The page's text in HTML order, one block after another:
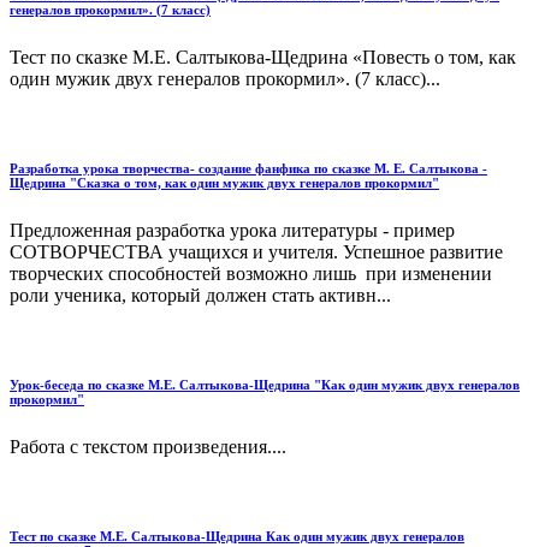
генералов прокормил». (7 класс)
Тест по сказке М.Е. Салтыкова-Щедрина «Повесть о том, как
один мужик двух генералов прокормил». (7 класс)...
Разработка урока творчества- создание фанфика по сказке М. Е. Салтыкова -
Щедрина "Сказка о том, как один мужик двух генералов прокормил"
Предложенная разработка урока литературы - пример
СОТВОРЧЕСТВА учащихся и учителя. Успешное развитие
творческих способностей возможно лишь при изменении
роли ученика, который должен стать активн...
Урок-беседа по сказке М.Е. Салтыкова-Щедрина "Как один мужик двух генералов
прокормил"
Работа с текстом произведения....
Тест по сказке М.Е. Салтыкова-Щедрина Как один мужик двух генералов